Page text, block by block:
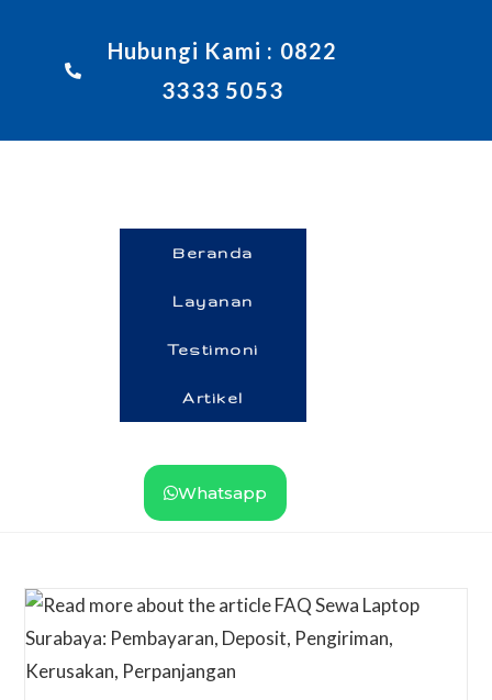
Hubungi Kami : 0822
3333 5053
Beranda
Layanan
Testimoni
Artikel
Whatsapp